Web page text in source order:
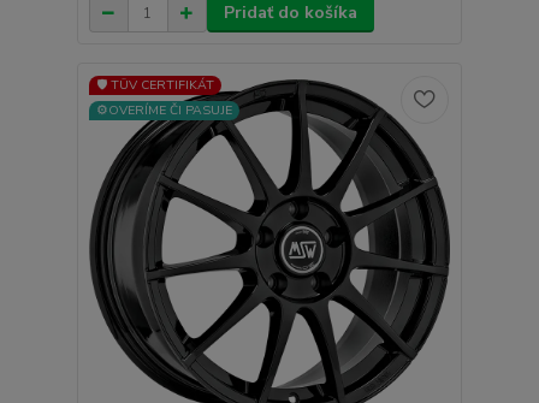
Pridať do košíka
🛡️ TÜV CERTIFIKÁT
⚙️OVERÍME ČI PASUJE